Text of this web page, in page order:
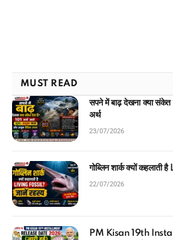
MUST READ
सपने में बाढ़ देखना क्या
अर्थ
23/07/2026
गोब्लिन शार्क क्यों
22/07/2026
PM Kisan 19th